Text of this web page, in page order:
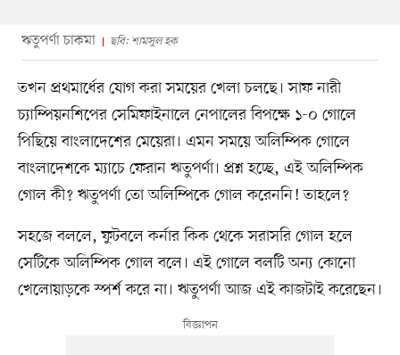
ঋতুপর্ণা চাকমা ছবি: শামসুল হক
তখন প্রথমার্ধের যোগ করা সময়ের খেলা চলছে। সাফ নারী
চ্যাম্পিয়নশিপের সেমিফাইনালে নেপালের বিপক্ষে ১-০ গোলে
পিছিয়ে বাংলাদেশের মেয়েরা। এমন সময়ে অলিম্পিক গোলে
বাংলাদেশকে ম্যাচে ফেরান ঋতুপর্ণা। প্রশ্ন হচ্ছে, এই অলিম্পিক
গোল কী? ঋতুপর্ণা তো অলিম্পিকে গোল করেননি! তাহলে?
সহজে বললে, ফুটবলে কর্নার কিক থেকে সরাসরি গোল হলে
সেটিকে অলিম্পিক গোল বলে। এই গোলে বলটি অন্য কোনো
খেলোয়াড়কে স্পর্শ করে না। ঋতুপর্ণা আজ এই কাজটাই করেছেন।